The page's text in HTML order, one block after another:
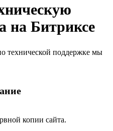
на Битриксе
технической поддержке мы
копии сайта.